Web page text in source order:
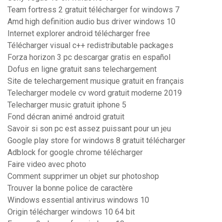
Team fortress 2 gratuit télécharger for windows 7
Amd high definition audio bus driver windows 10
Internet explorer android télécharger free
Télécharger visual c++ redistributable packages
Forza horizon 3 pc descargar gratis en español
Dofus en ligne gratuit sans telechargement
Site de telechargement musique gratuit en français
Telecharger modele cv word gratuit moderne 2019
Telecharger music gratuit iphone 5
Fond décran animé android gratuit
Savoir si son pc est assez puissant pour un jeu
Google play store for windows 8 gratuit télécharger
Adblock for google chrome télécharger
Faire video avec photo
Comment supprimer un objet sur photoshop
Trouver la bonne police de caractère
Windows essential antivirus windows 10
Origin télécharger windows 10 64 bit